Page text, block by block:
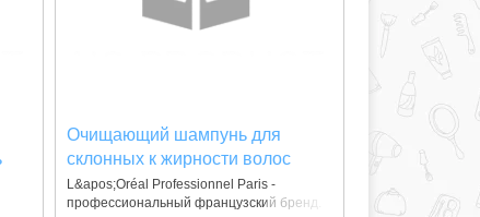
Очищающий шампунь для
склонных к жирности волос
L'Oreal Pure Resource
L&apos;Oréal Professionnel Paris -
профессиональный французский бренд.